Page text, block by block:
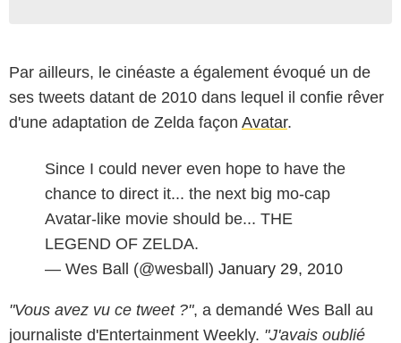
Par ailleurs, le cinéaste a également évoqué un de
ses tweets datant de 2010 dans lequel il confie rêver
d'une adaptation de Zelda façon Avatar.
Since I could never even hope to have the
chance to direct it... the next big mo-cap
Avatar-like movie should be... THE
LEGEND OF ZELDA.
— Wes Ball (@wesball) January 29, 2010
"Vous avez vu ce tweet ?", a demandé Wes Ball au
journaliste d'Entertainment Weekly. "J'avais oublié